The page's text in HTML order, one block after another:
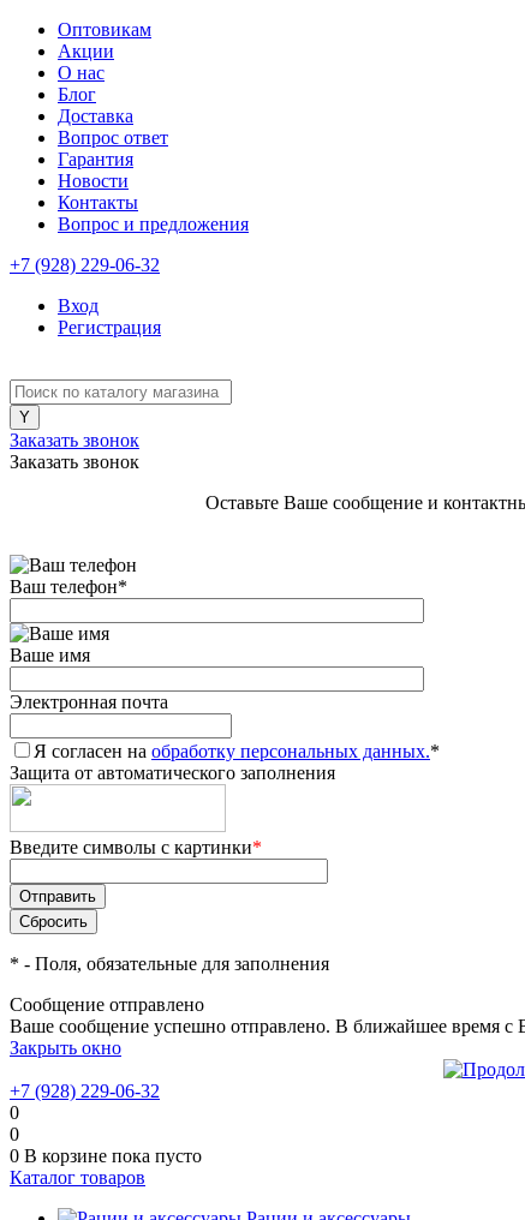
Оптовикам
Акции
О нас
Блог
Доставка
Вопрос ответ
Гарантия
Новости
Контакты
Вопрос и предложения
+7 (928) 229-06-32
Вход
Регистрация
Заказать звонок
Заказать звонок
Оставьте Ваше сообщение и
Ваш телефон*
Ваше имя
Электронная почта
Я согласен на обработку персональных данных.*
Защита от автоматического заполнения
Введите символы с картинки*
* - Поля, обязательные для заполнения
Сообщение отправлено
Ваше сообщение успешно отправлено. В ближайшее время с
Закрыть окно
+7 (928) 229-06-32
0
0
0 В корзине пока пусто
Каталог товаров